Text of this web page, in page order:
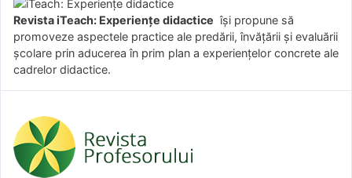
Revista iTeach: Experienţe didactice îşi propune să
promoveze aspectele practice ale predării, învăţării şi evaluării
şcolare prin aducerea în prim plan a experienţelor concrete ale
cadrelor didactice.